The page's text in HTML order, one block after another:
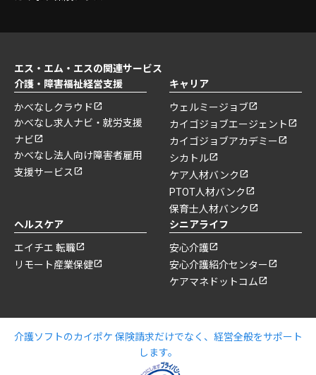
エス・エム・エスの関連サービス
介護・障害福祉経営支援
かべなしクラウド
かべなし求人ナビ・就労支援
ナビ
かべなし法人向け障害者雇用
支援サービス
キャリア
ウェルミージョブ
カイゴジョブエージェント
カイゴジョブアカデミー
シカトル
ケア人材バンク
PTOT人材バンク
保育士人材バンク
ヘルスケア
エイチエ 転職
リモート産業保健
シニアライフ
安心介護
安心介護紹介センター
ケアマネドットコム
介護ソフトのカイポケ 保険請求だけでなく、経営全般をサポート
します。